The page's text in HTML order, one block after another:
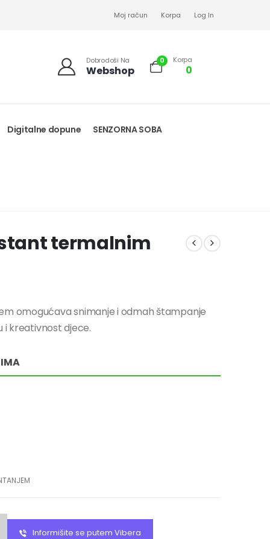
Moj račun Korpa Log In
Dobrodoši Na
Webshop
0 Korpa
0
Digitalne dopune SENZORNA SOBA
termalnim
omogućava snimanje i odmah štampanje
i kreativnost djece.
Informišite se putem Vibera